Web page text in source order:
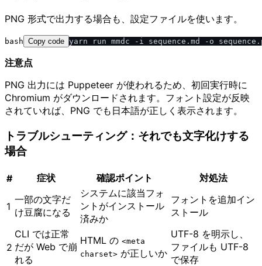
PNG 形式で出力する場合も、設定ファイルを使います。
bash Copy code
注意点
PNG 出力には Puppeteer が使われるため、初回実行時に
Chromium がダウンロードされます。フォント設定が反映
されていれば、PNG でも日本語が正しく表示されます。
トラブルシューティング：それでも文字化けする
場合
# 症状 確認ポイント 対処法
1
一部の文字だ
け豆腐になる
システムに該当フォ
ントがインストール
済みか
フォントを追加イン
ストール
2
CLI では正常
だが Web で崩
れる
HTML の <meta
charset> が正しいか
UTF-8 を明示し、
ファイルも UTF-8
で保存